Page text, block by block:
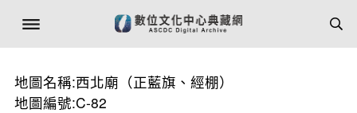
地圖名稱:西北廟（正藍旗、經棚）
地圖編號:C-82